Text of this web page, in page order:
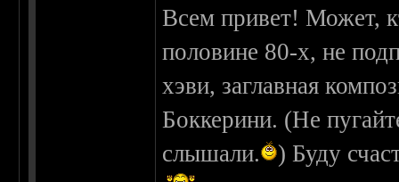
Всем привет! Может,
половине 80-х, не
хэви, заглавная
Боккерини. (Не
слышали.
) Буду